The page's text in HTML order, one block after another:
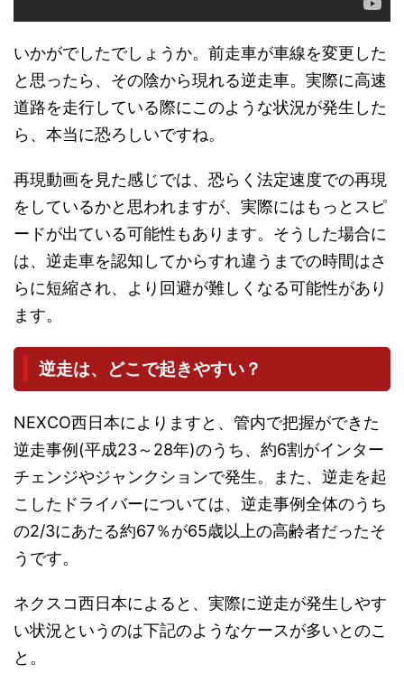
いかがでしたでしょうか。前走車が車線を変更した
と思ったら、その陰から現れる逆走車。実際に高速
道路を走行している際にこのような状況が発生した
ら、本当に恐ろしいですね。
再現動画を見た感じでは、恐らく法定速度での再現
をしているかと思われますが、実際にはもっとスピ
ードが出ている可能性もあります。そうした場合に
は、逆走車を認知してからすれ違うまでの時間はさ
らに短縮され、より回避が難しくなる可能性があり
ます。
逆走は、どこで起きやすい？
NEXCO西日本によりますと、管内で把握ができた
逆走事例(平成23～28年)のうち、約6割がインター
チェンジやジャンクションで発生。また、逆走を起
こしたドライバーについては、逆走事例全体のうち
の2/3にあたる約67％が65歳以上の高齢者だったそ
うです。
ネクスコ西日本によると、実際に逆走が発生しやす
い状況というのは下記のようなケースが多いとのこ
と。